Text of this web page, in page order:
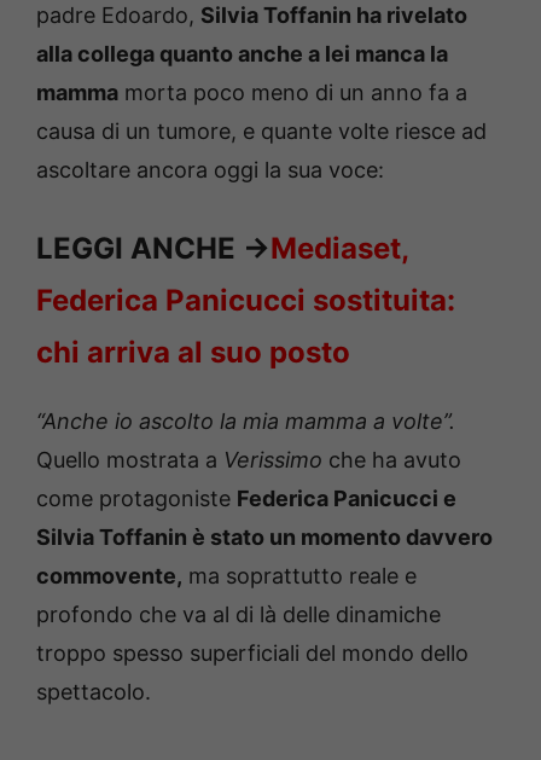
padre Edoardo, Silvia Toffanin ha rivelato
alla collega quanto anche a lei manca la
mamma morta poco meno di un anno fa a
causa di un tumore, e quante volte riesce ad
ascoltare ancora oggi la sua voce:
LEGGI ANCHE ->Mediaset,
Federica Panicucci sostituita:
chi arriva al suo posto
“Anche io ascolto la mia mamma a volte”.
Quello mostrata a Verissimo che ha avuto
come protagoniste Federica Panicucci e
Silvia Toffanin è stato un momento davvero
commovente, ma soprattutto reale e
profondo che va al di là delle dinamiche
troppo spesso superficiali del mondo dello
spettacolo.